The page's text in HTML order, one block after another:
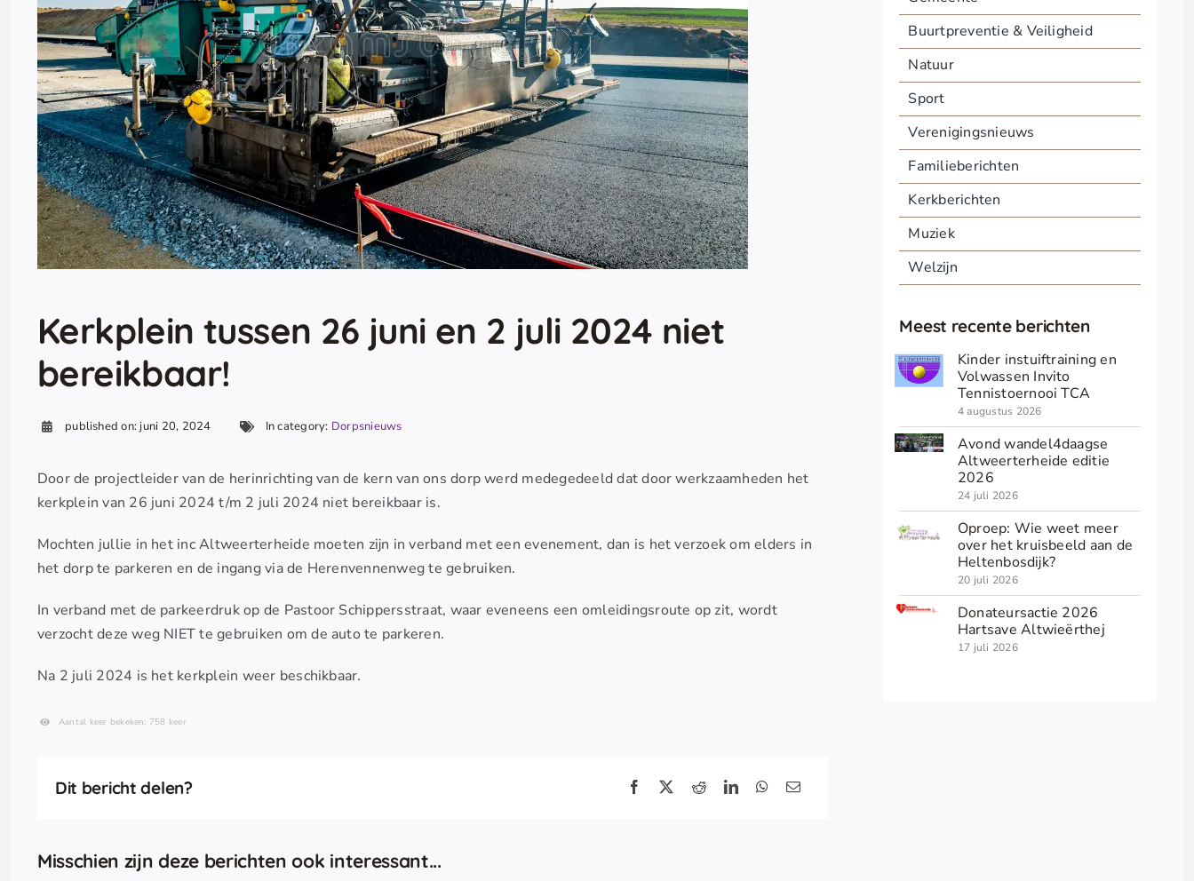
Kerkplein tussen 26 juni en 2 juli 2024 niet
bereikbaar!
published on: juni 20, 2024 In category: Dorpsnieuws
Door de projectleider van de herinrichting van de kern van ons dorp werd medegedeeld dat door werkzaamheden het
kerkplein van 26 juni 2024 t/m 2 juli 2024 niet bereikbaar is.
Mochten jullie in het inc Altweerterheide moeten zijn in verband met een evenement, dan is het verzoek om elders in
het dorp te parkeren en de ingang via de Herenvennenweg te gebruiken.
In verband met de parkeerdruk op de Pastoor Schippersstraat, waar eveneens een omleidingsroute op zit, wordt
verzocht deze weg NIET te gebruiken om de auto te parkeren.
Na 2 juli 2024 is het kerkplein weer beschikbaar.
Aantal keer bekeken: 758 keer
Dit bericht delen?
Misschien zijn deze berichten ook interessant...
Buurtpreventie & Veiligheid
Natuur
Sport
Verenigingsnieuws
Familieberichten
Kerkberichten
Muziek
Welzijn
Meest recente berichten
Kinder instuiftraining en
Volwassen Invito
Tennistoernooi TCA
4 augustus 2026
Avond wandel4daagse
Altweerterheide editie
2026
24 juli 2026
Oproep: Wie weet meer
over het kruisbeeld aan de
Heltenbosdijk?
20 juli 2026
Donateursactie 2026
Hartsave Altwieërthej
17 juli 2026